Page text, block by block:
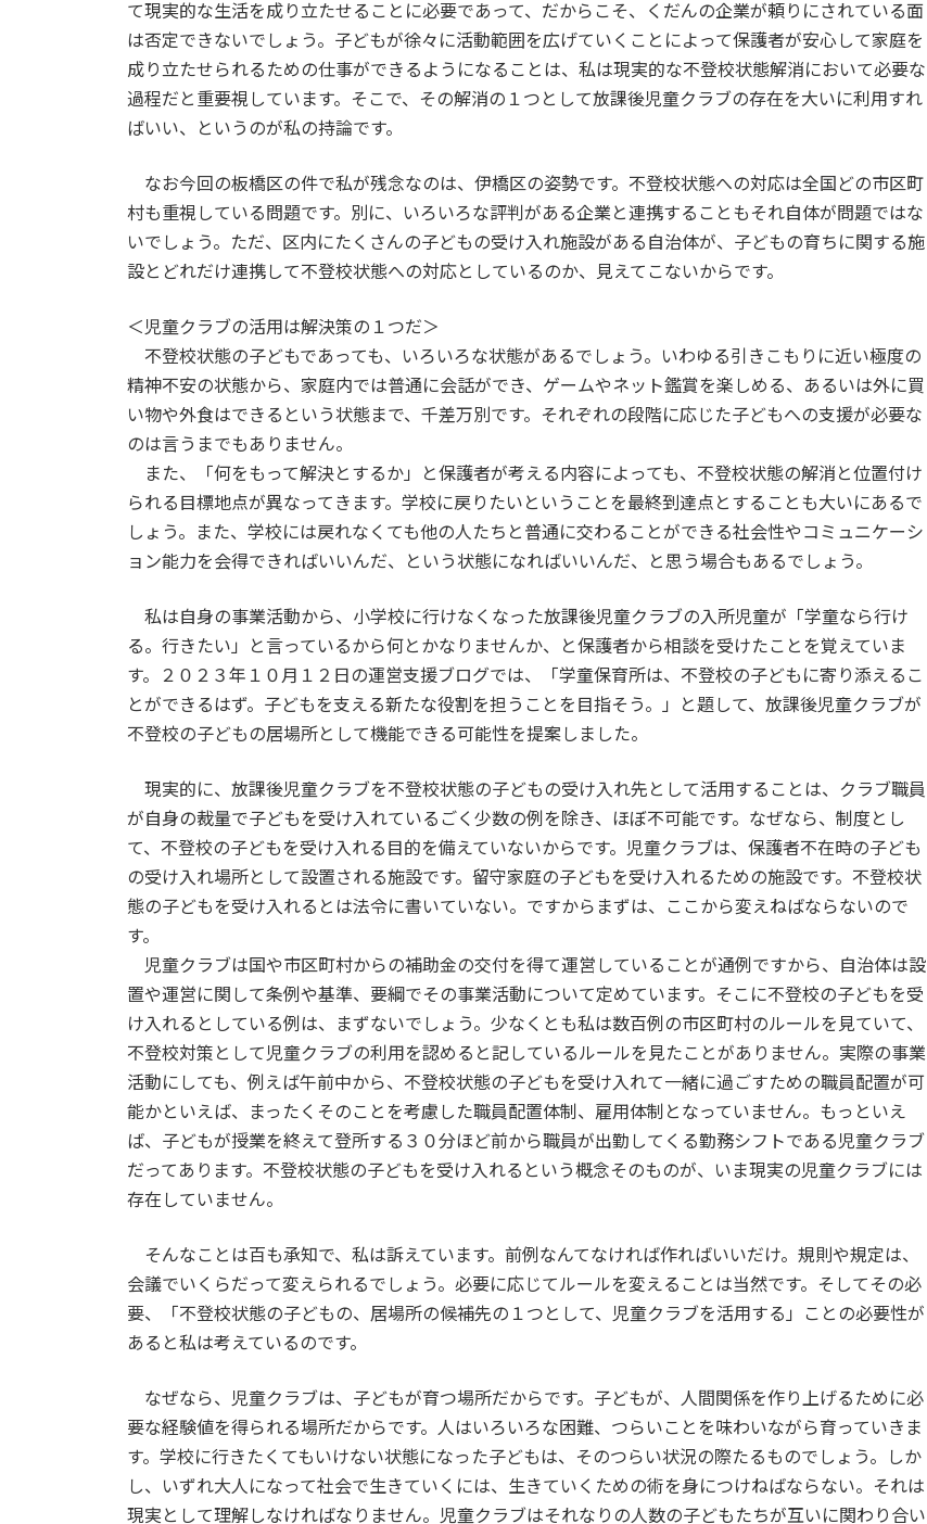
て現実的な生活を成り立たせることに必要であって、だからこそ、くだんの企業が頼りにされている面
は否定できないでしょう。子どもが徐々に活動範囲を広げていくことによって保護者が安心して家庭を
成り立たせられるための仕事ができるようになることは、私は現実的な不登校状態解消において必要な
過程だと重要視しています。そこで、その解消の１つとして放課後児童クラブの存在を大いに利用すれ
ばいい、というのが私の持論です。
なお今回の板橋区の件で私が残念なのは、伊橋区の姿勢です。不登校状態への対応は全国どの市区町
村も重視している問題です。別に、いろいろな評判がある企業と連携することもそれ自体が問題ではな
いでしょう。ただ、区内にたくさんの子どもの受け入れ施設がある自治体が、子どもの育ちに関する施
設とどれだけ連携して不登校状態への対応としているのか、見えてこないからです。
＜児童クラブの活用は解決策の１つだ＞
不登校状態の子どもであっても、いろいろな状態があるでしょう。いわゆる引きこもりに近い極度の
精神不安の状態から、家庭内では普通に会話ができ、ゲームやネット鑑賞を楽しめる、あるいは外に買
い物や外食はできるという状態まで、千差万別です。それぞれの段階に応じた子どもへの支援が必要な
のは言うまでもありません。
また、「何をもって解決とするか」と保護者が考える内容によっても、不登校状態の解消と位置付け
られる目標地点が異なってきます。学校に戻りたいということを最終到達点とすることも大いにあるで
しょう。また、学校には戻れなくても他の人たちと普通に交わることができる社会性やコミュニケーシ
ョン能力を会得できればいいんだ、という状態になればいいんだ、と思う場合もあるでしょう。
私は自身の事業活動から、小学校に行けなくなった放課後児童クラブの入所児童が「学童なら行け
る。行きたい」と言っているから何とかなりませんか、と保護者から相談を受けたことを覚えていま
す。２０２３年１０月１２日の運営支援ブログでは、「学童保育所は、不登校の子どもに寄り添えるこ
とができるはず。子どもを支える新たな役割を担うことを目指そう。」と題して、放課後児童クラブが
不登校の子どもの居場所として機能できる可能性を提案しました。
現実的に、放課後児童クラブを不登校状態の子どもの受け入れ先として活用することは、クラブ職員
が自身の裁量で子どもを受け入れているごく少数の例を除き、ほぼ不可能です。なぜなら、制度とし
て、不登校の子どもを受け入れる目的を備えていないからです。児童クラブは、保護者不在時の子ども
の受け入れ場所として設置される施設です。留守家庭の子どもを受け入れるための施設です。不登校状
態の子どもを受け入れるとは法令に書いていない。ですからまずは、ここから変えねばならないので
す。
児童クラブは国や市区町村からの補助金の交付を得て運営していることが通例ですから、自治体は設
置や運営に関して条例や基準、要綱でその事業活動について定めています。そこに不登校の子どもを受
け入れるとしている例は、まずないでしょう。少なくとも私は数百例の市区町村のルールを見ていて、
不登校対策として児童クラブの利用を認めると記しているルールを見たことがありません。実際の事業
活動にしても、例えば午前中から、不登校状態の子どもを受け入れて一緒に過ごすための職員配置が可
能かといえば、まったくそのことを考慮した職員配置体制、雇用体制となっていません。もっといえ
ば、子どもが授業を終えて登所する３０分ほど前から職員が出勤してくる勤務シフトである児童クラブ
だってあります。不登校状態の子どもを受け入れるという概念そのものが、いま現実の児童クラブには
存在していません。
そんなことは百も承知で、私は訴えています。前例なんてなければ作ればいいだけ。規則や規定は、
会議でいくらだって変えられるでしょう。必要に応じてルールを変えることは当然です。そしてその必
要、「不登校状態の子どもの、居場所の候補先の１つとして、児童クラブを活用する」ことの必要性が
あると私は考えているのです。
なぜなら、児童クラブは、子どもが育つ場所だからです。子どもが、人間関係を作り上げるために必
要な経験値を得られる場所だからです。人はいろいろな困難、つらいことを味わいながら育っていきま
す。学校に行きたくてもいけない状態になった子どもは、そのつらい状況の際たるものでしょう。しか
し、いずれ大人になって社会で生きていくには、生きていくための術を身につけねばならない。それは
現実として理解しなければなりません。児童クラブはそれなりの人数の子どもたちが互いに関わり合い